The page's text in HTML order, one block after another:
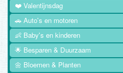
❤️ Valentijnsdag
🚗 Auto's en motoren
👶 Baby's en kinderen
🌟 Besparen & Duurzaam
🌼 Bloemen & Planten